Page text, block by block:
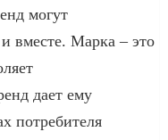
могут
вместе. Марка – это
дает ему
потребителя